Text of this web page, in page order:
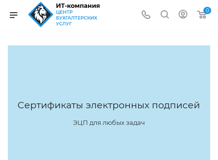
0
Сертификаты электронных подписей
ЭЦП для любых задач